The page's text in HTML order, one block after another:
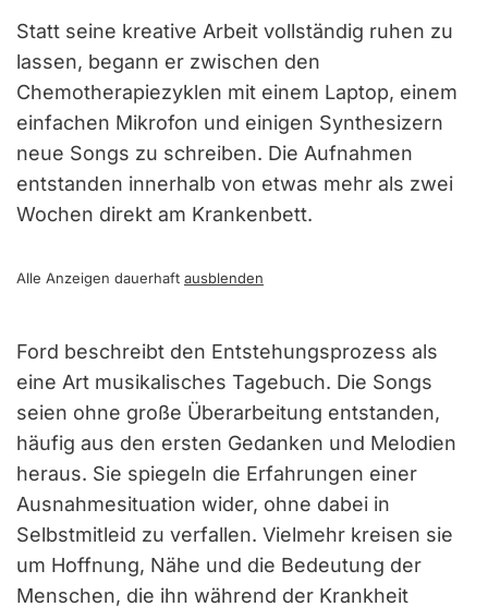
Statt seine kreative Arbeit vollständig ruhen zu
lassen, begann er zwischen den
Chemotherapiezyklen mit einem Laptop, einem
einfachen Mikrofon und einigen Synthesizern
neue Songs zu schreiben. Die Aufnahmen
entstanden innerhalb von etwas mehr als zwei
Wochen direkt am Krankenbett.
Alle Anzeigen dauerhaft ausblenden
Ford beschreibt den Entstehungsprozess als
eine Art musikalisches Tagebuch. Die Songs
seien ohne große Überarbeitung entstanden,
häufig aus den ersten Gedanken und Melodien
heraus. Sie spiegeln die Erfahrungen einer
Ausnahmesituation wider, ohne dabei in
Selbstmitleid zu verfallen. Vielmehr kreisen sie
um Hoffnung, Nähe und die Bedeutung der
Menschen, die ihn während der Krankheit